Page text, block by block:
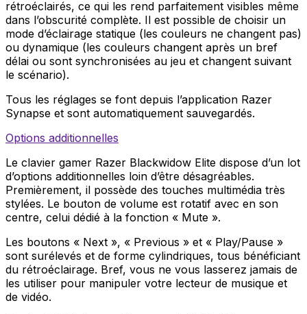
rétroéclairés, ce qui les rend parfaitement visibles même
dans l’obscurité complète. Il est possible de choisir un
mode d’éclairage statique (les couleurs ne changent pas)
ou dynamique (les couleurs changent après un bref
délai ou sont synchronisées au jeu et changent suivant
le scénario).
Tous les réglages se font depuis l’application Razer
Synapse et sont automatiquement sauvegardés.
Options additionnelles
Le clavier gamer Razer Blackwidow Elite dispose d’un lot
d’options additionnelles loin d’être désagréables.
Premièrement, il possède des touches multimédia très
stylées. Le bouton de volume est rotatif avec en son
centre, celui dédié à la fonction « Mute ».
Les boutons « Next », « Previous » et « Play/Pause »
sont surélevés et de forme cylindriques, tous bénéficiant
du rétroéclairage. Bref, vous ne vous lasserez jamais de
les utiliser pour manipuler votre lecteur de musique et
de vidéo.